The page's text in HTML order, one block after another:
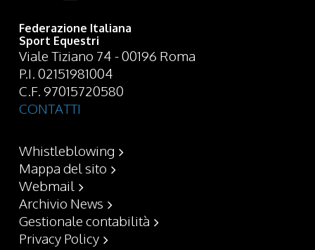
Federazione Italiana
Sport Equestri
Viale Tiziano 74 - 00196 Roma
P.I. 02151981004
C.F. 97015720580
CONTATTI
Whistleblowing
Mappa del sito
Webmail
Archivio News
Gestionale contabilità
Privacy Policy